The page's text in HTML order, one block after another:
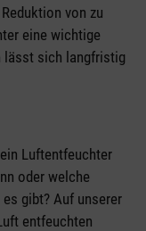
von zu
eine wichtige
lässt sich langfristig
Luftentfeuchter
oder welche
gibt? Auf unserer
entfeuchten